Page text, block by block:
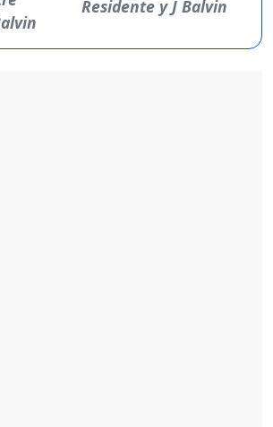
Residente y J Balvin